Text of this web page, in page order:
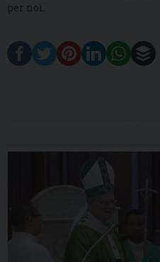
per noi.